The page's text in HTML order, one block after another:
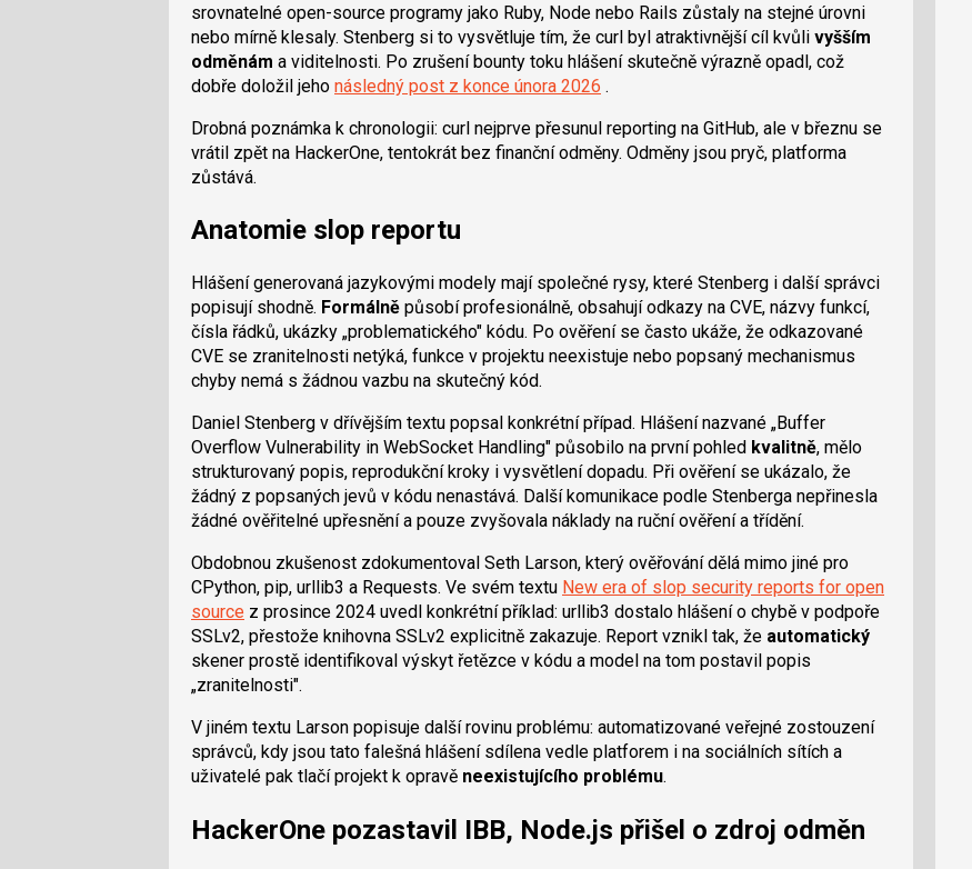
srovnatelné open-source programy jako Ruby, Node nebo Rails zůstaly na stejné úrovni
nebo mírně klesaly. Stenberg si to vysvětluje tím, že curl byl atraktivnější cíl kvůli vyšším
odměnám a viditelnosti. Po zrušení bounty toku hlášení skutečně výrazně opadl, což
dobře doložil jeho následný post z konce února 2026 .
Drobná poznámka k chronologii: curl nejprve přesunul reporting na GitHub, ale v březnu se
vrátil zpět na HackerOne, tentokrát bez finanční odměny. Odměny jsou pryč, platforma
zůstává.
Anatomie slop reportu
Hlášení generovaná jazykovými modely mají společné rysy, které Stenberg i další správci
popisují shodně. Formálně působí profesionálně, obsahují odkazy na CVE, názvy funkcí,
čísla řádků, ukázky „problematického" kódu. Po ověření se často ukáže, že odkazované
CVE se zranitelnosti netýká, funkce v projektu neexistuje nebo popsaný mechanismus
chyby nemá s žádnou vazbu na skutečný kód.
Daniel Stenberg v dřívějším textu popsal konkrétní případ. Hlášení nazvané „Buffer
Overflow Vulnerability in WebSocket Handling" působilo na první pohled kvalitně, mělo
strukturovaný popis, reprodukční kroky i vysvětlení dopadu. Při ověření se ukázalo, že
žádný z popsaných jevů v kódu nenastává. Další komunikace podle Stenberga nepřinesla
žádné ověřitelné upřesnění a pouze zvyšovala náklady na ruční ověření a třídění.
Obdobnou zkušenost zdokumentoval Seth Larson, který ověřování dělá mimo jiné pro
CPython, pip, urllib3 a Requests. Ve svém textu New era of slop security reports for open
source z prosince 2024 uvedl konkrétní příklad: urllib3 dostalo hlášení o chybě v podpoře
SSLv2, přestože knihovna SSLv2 explicitně zakazuje. Report vznikl tak, že automatický
skener prostě identifikoval výskyt řetězce v kódu a model na tom postavil popis
„zranitelnosti".
V jiném textu Larson popisuje další rovinu problému: automatizované veřejné zostouzení
správců, kdy jsou tato falešná hlášení sdílena vedle platforem i na sociálních sítích a
uživatelé pak tlačí projekt k opravě neexistujícího problému.
HackerOne pozastavil IBB, Node.js přišel o zdroj odměn